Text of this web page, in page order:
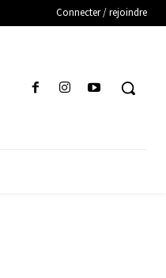
Connecter / rejoindre